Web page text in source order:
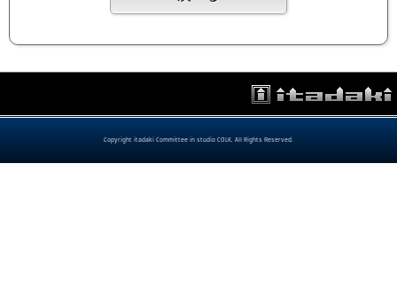
Copyright itadaki Committee in studio COLK. All Rights Reserved.